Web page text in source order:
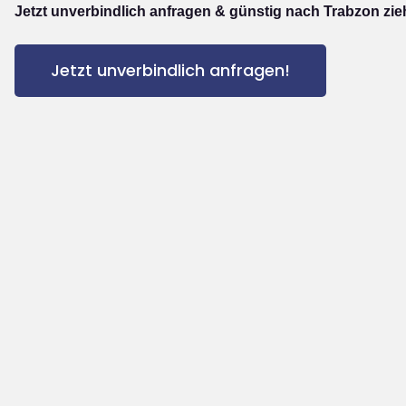
Jetzt unverbindlich anfragen & günstig nach Trabzon
Jetzt unverbindlich anfragen!